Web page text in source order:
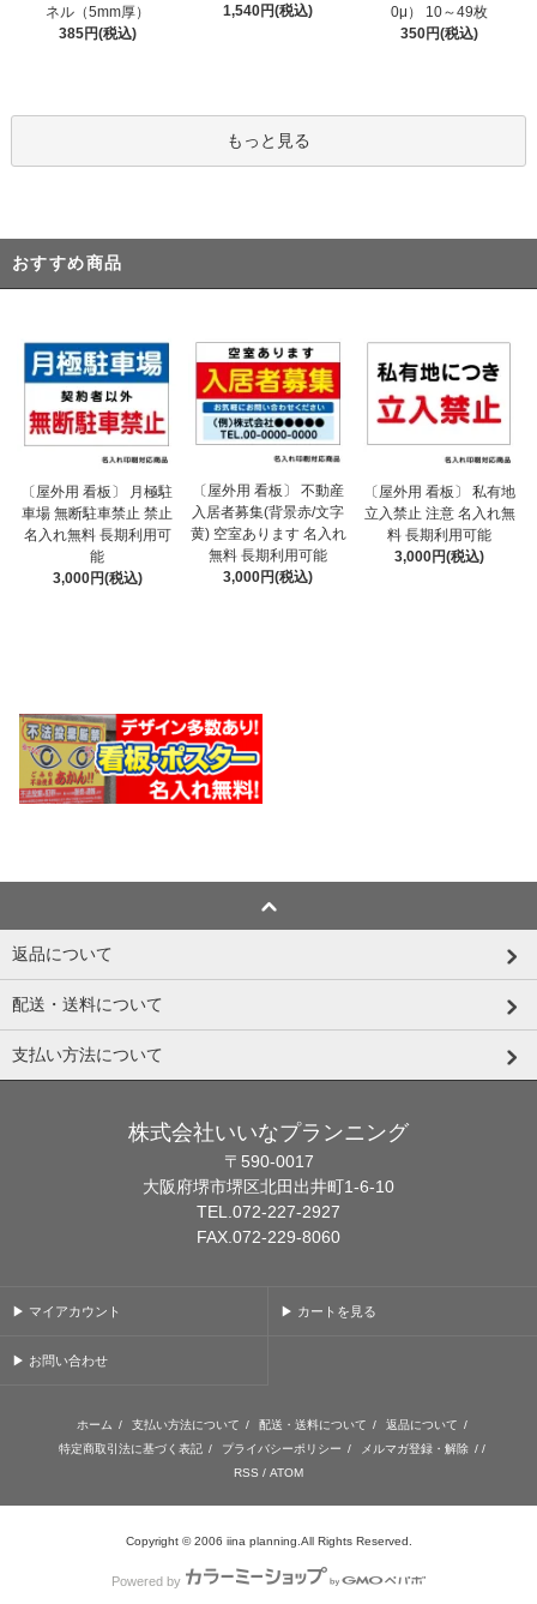
ネル（5mm厚）
385円(税込)
1,540円(税込)
0μ） 10～49枚
350円(税込)
もっと見る
おすすめ商品
〔屋外用 看板〕 月極駐
車場 無断駐車禁止 禁止
名入れ無料 長期利用可
能
3,000円(税込)
〔屋外用 看板〕 不動産
入居者募集(背景赤/文字
黄) 空室あります 名入れ
無料 長期利用可能
3,000円(税込)
〔屋外用 看板〕 私有地
立入禁止 注意 名入れ無
料 長期利用可能
3,000円(税込)
返品について
配送・送料について
支払い方法について
株式会社いいなプランニング
〒590-0017
大阪府堺市堺区北田出井町1-6-10
TEL.072-227-2927
FAX.072-229-8060
▶ マイアカウント ▶ カートを見る
▶ お問い合わせ
ホーム / 支払い方法について / 配送・送料について / 返品について /
特定商取引法に基づく表記 / プライバシーポリシー / メルマガ登録・解除 / /
RSS / ATOM
Copyright © 2006 iina planning.All Rights Reserved.
Powered by